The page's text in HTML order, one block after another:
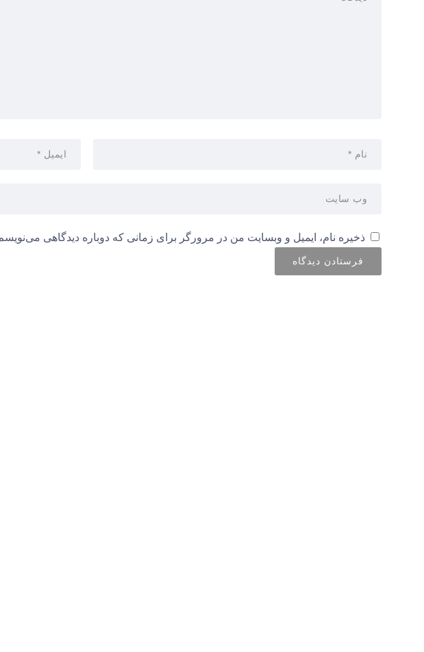
ذخیره نام، ایمیل و وبسایت من در مرورگر برای زمانی که دوباره دیدگاهی